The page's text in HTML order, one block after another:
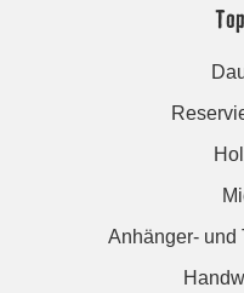
Anhänger- und